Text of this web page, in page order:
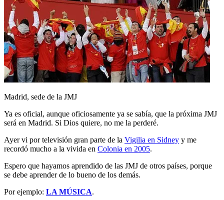
Madrid, sede de la JMJ
Ya es oficial, aunque oficiosamente ya se sabía, que la próxima JMJ
será en Madrid. Si Dios quiere, no me la perderé.
Ayer vi por televisión gran parte de la Vigilia en Sidney y me
recordó mucho a la vivida en Colonia en 2005.
Espero que hayamos aprendido de las JMJ de otros países, porque
se debe aprender de lo bueno de los demás.
Por ejemplo: LA MÚSICA.